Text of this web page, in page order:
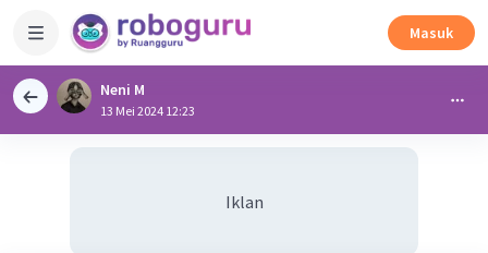
Masuk
Neni M
13 Mei 2024 12:23
Iklan